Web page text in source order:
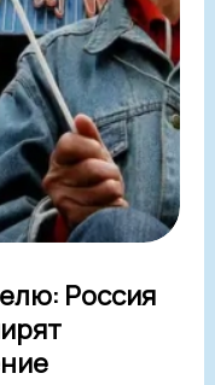
Россия